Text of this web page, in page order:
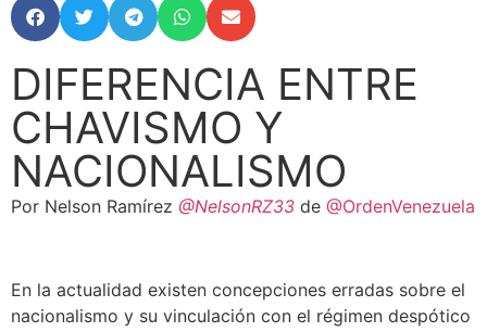
DIFERENCIA ENTRE
CHAVISMO Y
NACIONALISMO
Por Nelson Ramírez @NelsonRZ33 de @OrdenVenezuela
En la actualidad existen concepciones erradas sobre el
nacionalismo y su vinculación con el régimen despótico